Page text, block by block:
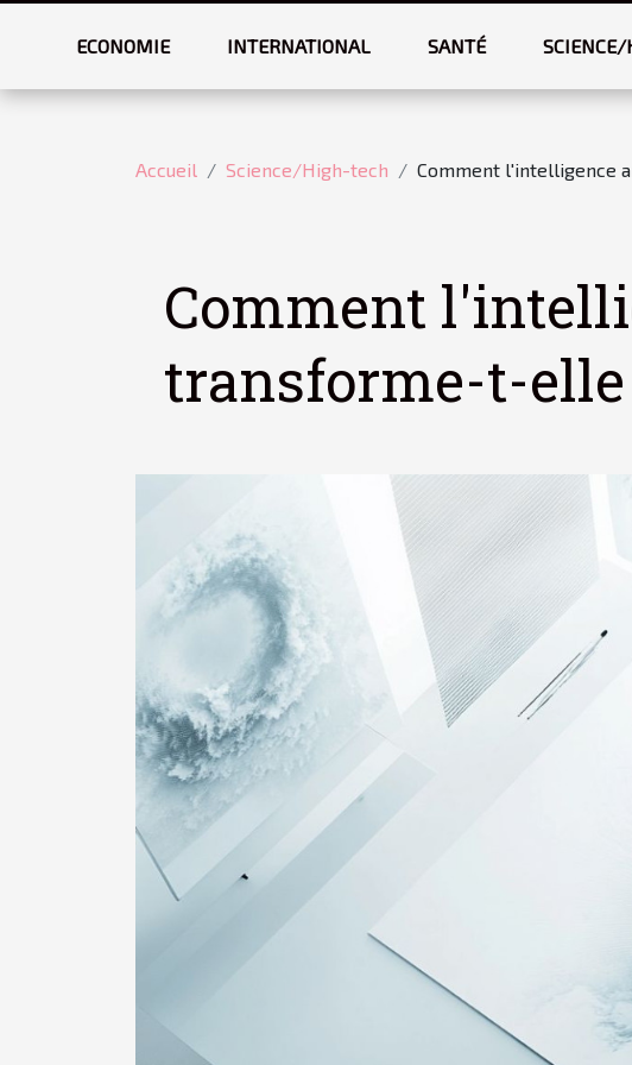
ECONOMIE INTERNATIONAL SANTÉ
Accueil Science/High-tech Comment l'intelligence
Comment
transforme-t-